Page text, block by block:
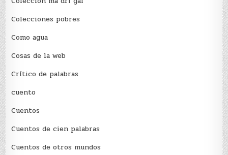
Colecciones pobres
Como agua
Cosas de la web
Crítico de palabras
cuento
Cuentos
Cuentos de cien palabras
Cuentos de otros mundos